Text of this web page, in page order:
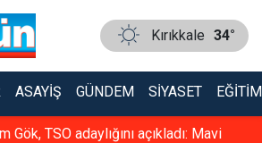
Kırıkkale 34°
ASAYIŞ GÜNDEM SIYASET EĞITIM
Gök, TSO adaylığını açıkladı: Mavi